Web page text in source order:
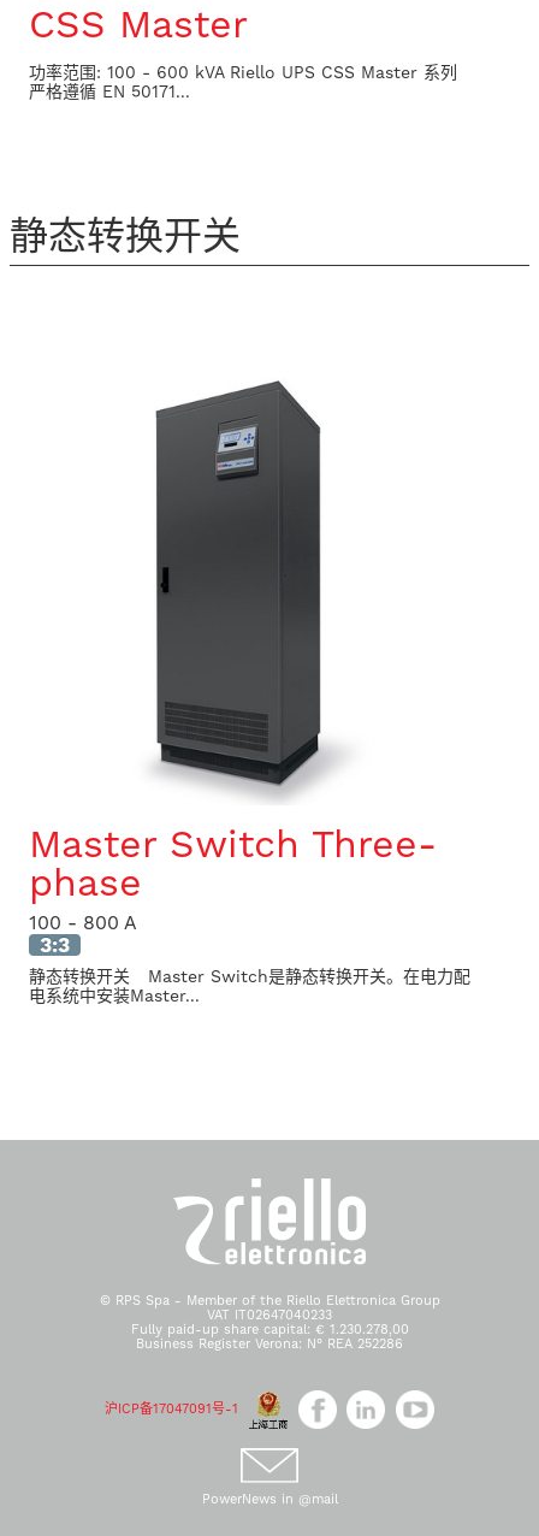
CSS Master
功率范围: 100 - 600 kVA Riello UPS CSS Master 系列
严格遵循 EN 50171...
静态转换开关
Master Switch Three-
phase
100 - 800 A
3:3
静态转换开关 Master Switch是静态转换开关。在电力配
电系统中安装Master...
© RPS Spa - Member of the Riello Elettronica Group
VAT IT02647040233
Fully paid-up share capital: € 1.230.278,00
Business Register Verona: N° REA 252286
沪ICP备17047091号-1
PowerNews in @mail